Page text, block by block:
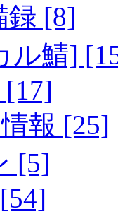
録 [8]
ル鯖]
[17]
報 [25]
[5]